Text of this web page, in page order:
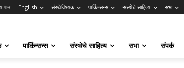
पान English संस्थेविषयक पार्किन्सन्स संस्थेचे साहित्य सभा
पार्किन्सन्स संस्थेचे साहित्य सभा संपर्क